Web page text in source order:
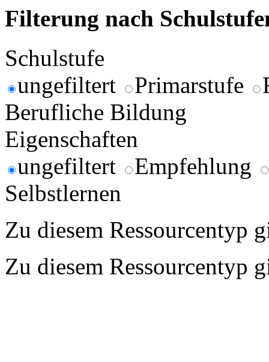
Filterung nach
Schulstufe
ungefiltert
Primarstufe
Berufliche Bildung
Eigenschaften
ungefiltert
Empfehlung
Selbstlernen
Zu diesem Ressourcentyp
Zu diesem Ressourcentyp